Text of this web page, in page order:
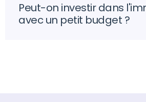
Peut-on investir dans
avec un petit budget ?